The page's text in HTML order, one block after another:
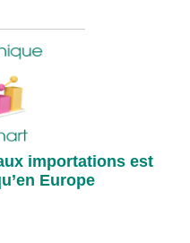
importations est
Europe